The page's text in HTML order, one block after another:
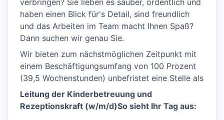
verbringen? Sie lieben es sauber, ordentlich und
haben einen Blick für's Detail, sind freundlich
und das Arbeiten im Team macht Ihnen Spaß?
Dann suchen wir genau Sie.
Wir bieten zum nächstmöglichen Zeitpunkt mit
einem Beschäftigungsumfang von 100 Prozent
(39,5 Wochenstunden) unbefristet eine Stelle als
Leitung der Kinderbetreuung und
Rezeptionskraft (w/m/d)So sieht Ihr Tag aus: